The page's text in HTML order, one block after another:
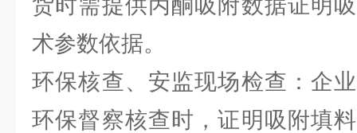
货时需提供丙酮吸附数据证明
术参数依据。
环保核查、安监现场检查：企
环保督察核查时，证明吸附填